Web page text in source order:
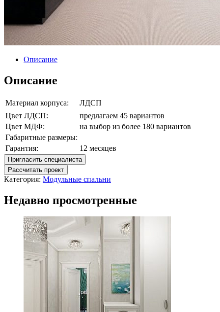
Описание
Описание
Материал корпуса:
ЛДСП
Цвет ЛДСП:
предлагаем 45 вариантов
Цвет МДФ:
на выбор из более 180 вариантов
Габаритные размеры:
Гарантия:
12 месяцев
Пригласить специалиста
Рассчитать проект
Категория: Модульные спальни
Недавно просмотренные